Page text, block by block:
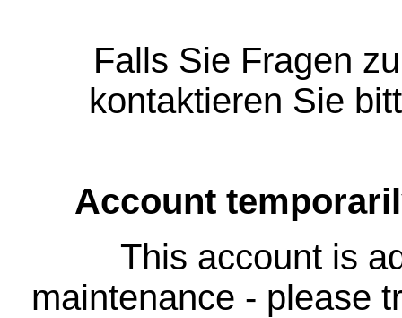
Falls Sie Fragen
kontaktieren Sie
Account
This account is
maintenance - please